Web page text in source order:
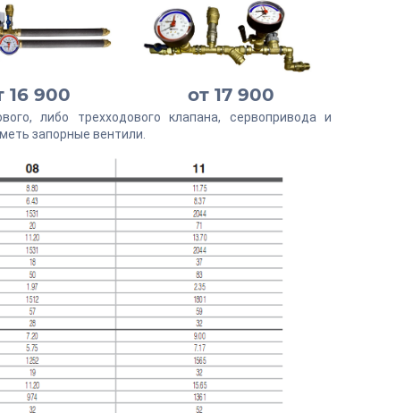
16 900 от 17 900
либо трехходового клапана, сервопривода и
запорные вентили.